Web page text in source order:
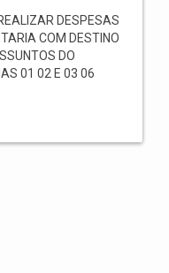
DESPESAS
COM DESTINO
DO
01 02 E 03 06